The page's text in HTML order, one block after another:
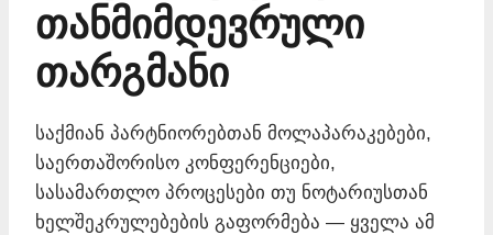
თანმიმდევრული
თარგმანი
საქმიან პარტნიორებთან მოლაპარაკებები,
საერთაშორისო კონფერენციები,
სასამართლო პროცესები თუ ნოტარიუსთან
ხელშეკრულებების გაფორმება — ყველა ამ